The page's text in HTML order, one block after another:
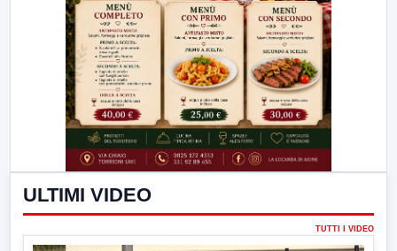
ULTIMI VIDEO
TUTTI I VIDEO